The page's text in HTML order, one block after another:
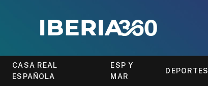
CASA REAL
ESPAÑOLA
ESP Y
MAR
DEPORTES